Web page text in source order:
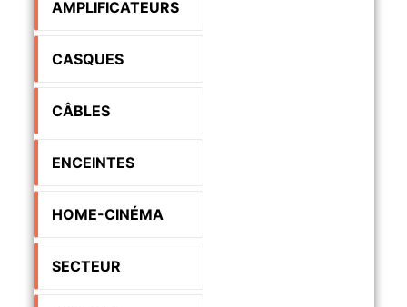
AMPLIFICATEURS
CASQUES
CÂBLES
ENCEINTES
HOME-CINÉMA
SECTEUR